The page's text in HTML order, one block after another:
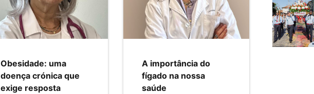
Obesidade: uma
doença crónica que
exige resposta
A importância do
fígado na nossa
saúde